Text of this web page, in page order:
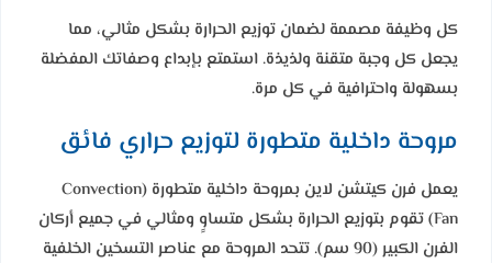
كل وظيفة مصممة لضمان توزيع الحرارة بشكل مثالي، مما
يجعل كل وجبة متقنة ولذيذة. استمتع بإبداع وصفاتك المفضلة
بسهولة واحترافية في كل مرة.
مروحة داخلية متطورة لتوزيع حراري فائق
يعمل فرن كيتشن لاين بمروحة داخلية متطورة (Convection
Fan) تقوم بتوزيع الحرارة بشكل متساوٍ ومثالي في جميع أركان
الفرن الكبير (90 سم). تتحد المروحة مع عناصر التسخين الخلفية